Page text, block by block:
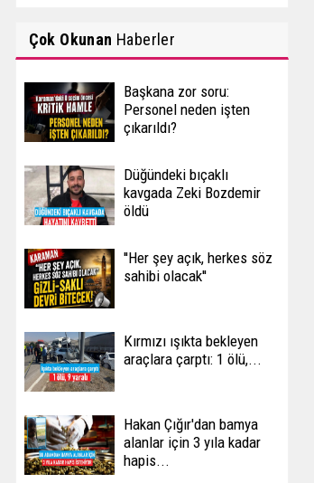
Çok Okunan Haberler
Başkana zor soru:
Personel neden işten
çıkarıldı?
Düğündeki bıçaklı
kavgada Zeki Bozdemir
öldü
''Her şey açık, herkes söz
sahibi olacak''
Kırmızı ışıkta bekleyen
araçlara çarptı: 1 ölü,...
Hakan Çığır'dan bamya
alanlar için 3 yıla kadar
hapis...